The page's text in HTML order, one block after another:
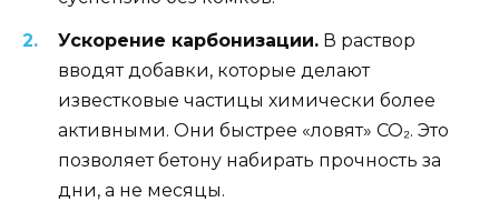
Ускорение карбонизации. В раствор
вводят добавки, которые делают
известковые частицы химически более
активными. Они быстрее «ловят» CO₂. Это
позволяет бетону набирать прочность за
дни, а не месяцы.